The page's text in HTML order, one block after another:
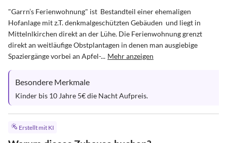
"Garrn’s Ferienwohnung" ist  Bestandteil einer ehemaligen
Hofanlage mit z.T. denkmalgeschützten Gebäuden  und liegt in
Mittelnlkirchen direkt an der Lühe. Die Ferienwohnung grenzt
direkt an weitläufige Obstplantagen in denen man ausgiebige
Spaziergänge vorbei an Apfel-... Mehr anzeigen
Besondere Merkmale
Kinder bis 10 Jahre 5€ die Nacht Aufpreis.
Erstellt mit KI